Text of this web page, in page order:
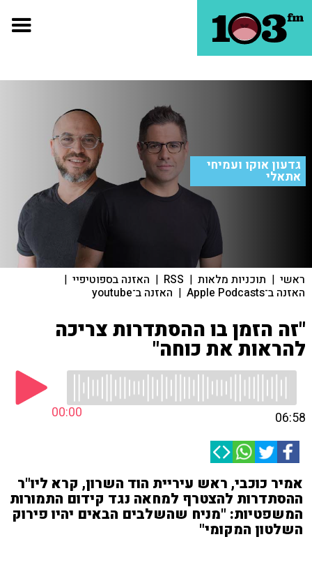
גדעון אוקו ועמיחי
אתאלי
ראשי | תוכניות מלאות |
RSS
| האזנה בספוטיפיי |
האזנה ב־Apple Podcasts | האזנה ב־youtube
"זה הזמן בו ההסתדרות צריכה
להראות את כוחה"
00:00 06:58
אמיר כוכבי, ראש עיריית הוד השרון, קרא ליו"ר
ההסתדרות להצטרף למחאה נגד קידום התמורות
המשפטיות: "מניח שהשלבים הבאים יהיו פירוק
השלטון המקומי"